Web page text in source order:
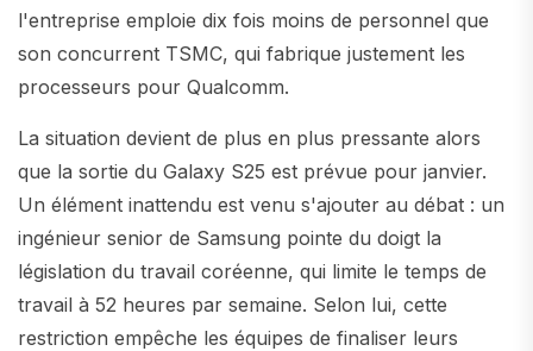
l'entreprise emploie dix fois moins de personnel que
son concurrent TSMC, qui fabrique justement les
processeurs pour Qualcomm.
La situation devient de plus en plus pressante alors
que la sortie du Galaxy S25 est prévue pour janvier.
Un élément inattendu est venu s'ajouter au débat : un
ingénieur senior de Samsung pointe du doigt la
législation du travail coréenne, qui limite le temps de
travail à 52 heures par semaine. Selon lui, cette
restriction empêche les équipes de finaliser leurs